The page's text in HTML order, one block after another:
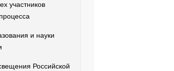
участников
и науки
Российской